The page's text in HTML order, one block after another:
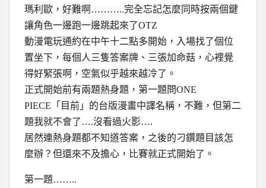
瑪利歐，好難啊………..完全忘記怎麼同時按兩個鍵
讓角色一邊跑一邊跳起來了OTZ
動漫電玩通約在中午十二點多開始，入場找了個位
置坐下，每個人三隻答案牌、三張加命菇，心裡覺
得好緊張啊，空氣似乎越來越冷了。
正式開始前有兩題熱身題，第一題問ONE
PIECE「目前」的台版漫畫中譯名稱，不難，但第二
題我就不會了….沒看過火影….
居然連熱身題都不知道答案，之後的刁鑽題目該怎
麼辦？但還來不及擔心，比賽就正式開始了。
第一題……..